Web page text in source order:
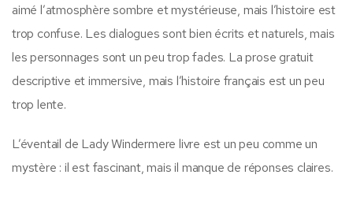
aimé l’atmosphère sombre et mystérieuse, mais l’histoire est
trop confuse. Les dialogues sont bien écrits et naturels, mais
les personnages sont un peu trop fades. La prose gratuit
descriptive et immersive, mais l’histoire français est un peu
trop lente.
L’éventail de Lady Windermere livre est un peu comme un
mystère : il est fascinant, mais il manque de réponses claires.